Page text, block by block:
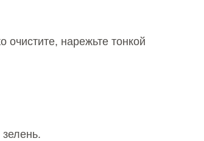
очистите, нарежьте тонкой